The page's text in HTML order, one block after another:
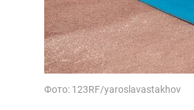
Фото: 123RF/yaroslavastakhov